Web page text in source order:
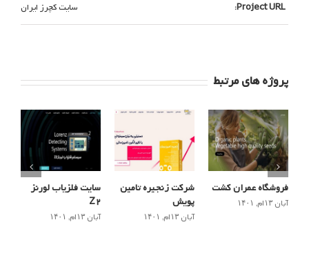
Project URL: سایت کچرز ایران
پروژه های مرتبط
سایت فلزیاب لورنز
Z2
آبان ۱۳ام, ۱۴۰۱
شرکت زنجیره تامین
پویش
آبان ۱۳ام, ۱۴۰۱
فروشگاه عمران کشت
آبان ۱۳ام, ۱۴۰۱